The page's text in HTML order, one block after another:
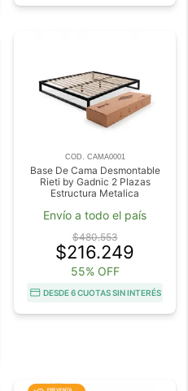
COD. CAMA0001
Base De Cama Desmontable
Rieti by Gadnic 2 Plazas
Estructura Metalica
Envío a todo el país
$480.553
$216.249
55% OFF
DESDE 6 CUOTAS SIN INTERÉS